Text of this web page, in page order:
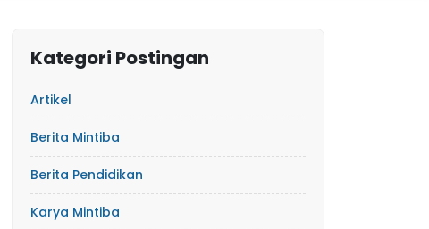
Kategori Postingan
Artikel
Berita Mintiba
Berita Pendidikan
Karya Mintiba